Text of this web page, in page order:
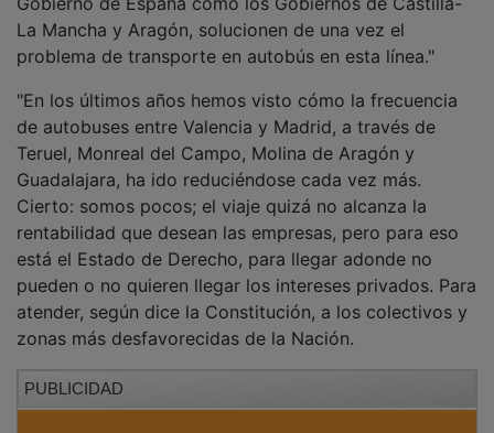
La Mancha y Aragón, solucionen de una vez el
problema de transporte en autobús en esta línea."
de autobuses entre Valencia y Madrid, a través de
Teruel, Monreal del Campo, Molina de Aragón y
Guadalajara, ha ido reduciéndose cada vez más.
Cierto: somos pocos; el viaje quizá no alcanza la
rentabilidad que desean las empresas, pero para eso
está el Estado de Derecho, para llegar adonde no
pueden o no quieren llegar los intereses privados. Para
atender, según dice la Constitución, a los colectivos y
zonas más desfavorecidas de la Nación.